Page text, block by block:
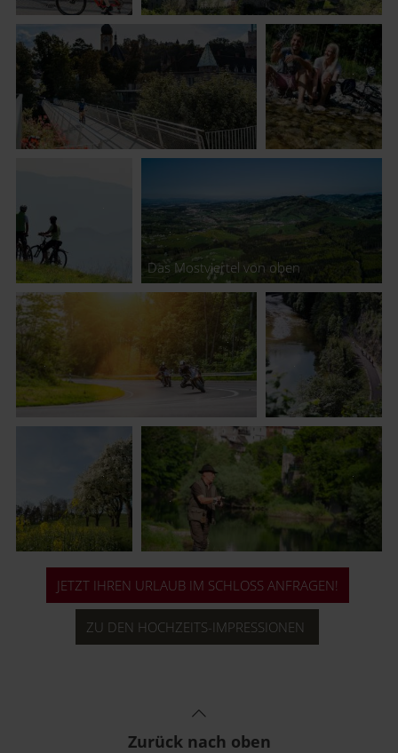
Das Mostviertel von oben
JETZT IHREN URLAUB IM SCHLOSS ANFRAGEN!
ZU DEN HOCHZEITS-IMPRESSIONEN
Zurück nach oben